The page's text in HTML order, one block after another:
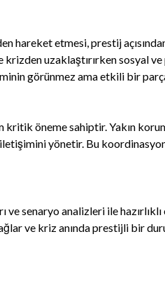
hareket etmesi, prestij
uzaklaştırırken sosyal
görünmez ama etkili bir
öneme sahiptir. Yakın
yönetir. Bu
senaryo analizleri ile
ve kriz anında prestijli bir